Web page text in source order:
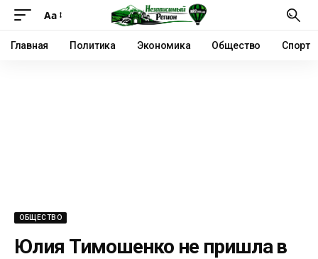
Аа
Главная Политика Экономика Общество Спорт
ОБЩЕСТВО
Юлия Тимошенко не пришла в